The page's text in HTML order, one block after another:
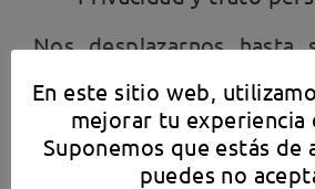
Nos desplazarnos hasta
en función de la tarea a
sus necesidades
En este sitio web,
mejorar tu experiencia
Suponemos que estás de
puedes no